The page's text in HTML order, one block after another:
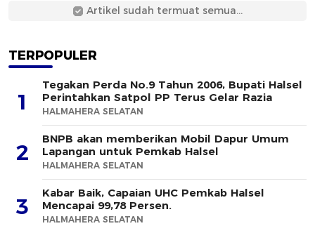
Artikel sudah termuat semua...
TERPOPULER
1
Tegakan Perda No.9 Tahun 2006, Bupati Halsel
Perintahkan Satpol PP Terus Gelar Razia
HALMAHERA SELATAN
2
BNPB akan memberikan Mobil Dapur Umum
Lapangan untuk Pemkab Halsel
HALMAHERA SELATAN
3
Kabar Baik, Capaian UHC Pemkab Halsel
Mencapai 99,78 Persen.
HALMAHERA SELATAN